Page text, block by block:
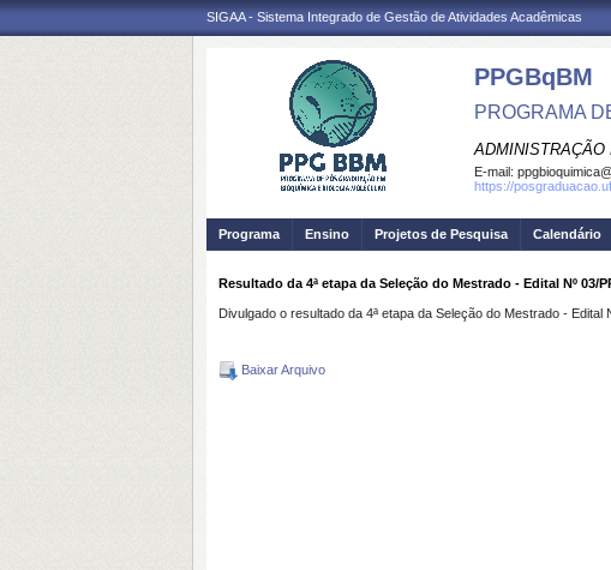
SIGAA - Sistema Integrado de Gestão de Atividades Acadêmicas
PPGBqBM
PROGRAMA
ADMINISTRAÇÃO
E-mail:
https://
Programa Ensino Projetos de Pesquisa Calendário
Resultado da 4ª etapa da Seleção do Mestrado - Edital Nº 03/
Divulgado o resultado da 4ª etapa da Seleção do Mestrado - Edital
Baixar Arquivo